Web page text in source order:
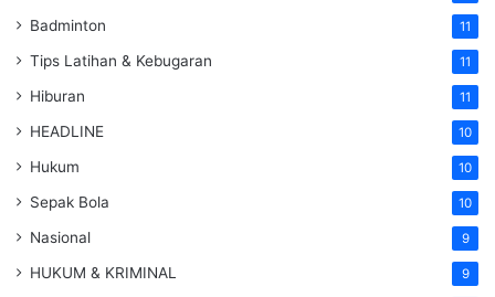
Badminton 11
Tips Latihan & Kebugaran 11
Hiburan 11
HEADLINE 10
Hukum 10
Sepak Bola 10
Nasional 9
HUKUM & KRIMINAL 9